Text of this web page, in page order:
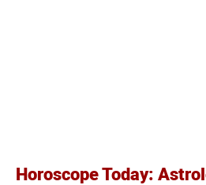
Horoscope Today: